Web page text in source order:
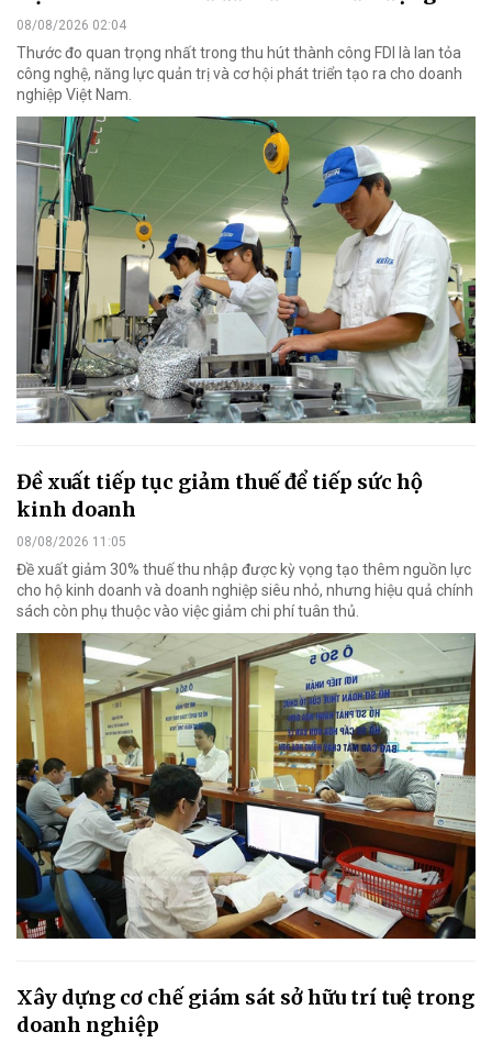
08/08/2026 02:04
Thước đo quan trọng nhất trong thu hút thành công FDI là lan tỏa
công nghệ, năng lực quản trị và cơ hội phát triển tạo ra cho doanh
nghiệp Việt Nam.
Đề xuất tiếp tục giảm thuế để tiếp sức hộ
kinh doanh
08/08/2026 11:05
Đề xuất giảm 30% thuế thu nhập được kỳ vọng tạo thêm nguồn lực
cho hộ kinh doanh và doanh nghiệp siêu nhỏ, nhưng hiệu quả chính
sách còn phụ thuộc vào việc giảm chi phí tuân thủ.
Xây dựng cơ chế giám sát sở hữu trí tuệ trong
doanh nghiệp